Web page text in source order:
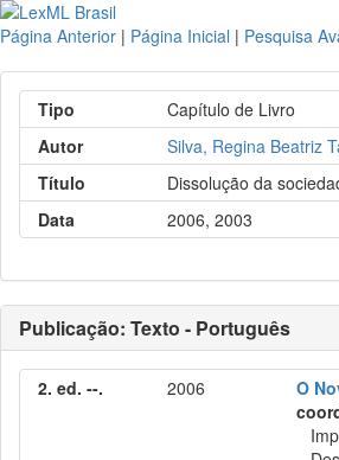
Página Anterior | Página Inicial | Pesquisa
Tipo
Capítulo de Livro
Autor
Silva, Regina Beatriz
Título
Dissolução da
Data
2006, 2003
Publicação: Texto - Português
2. ed. --. 2006 O